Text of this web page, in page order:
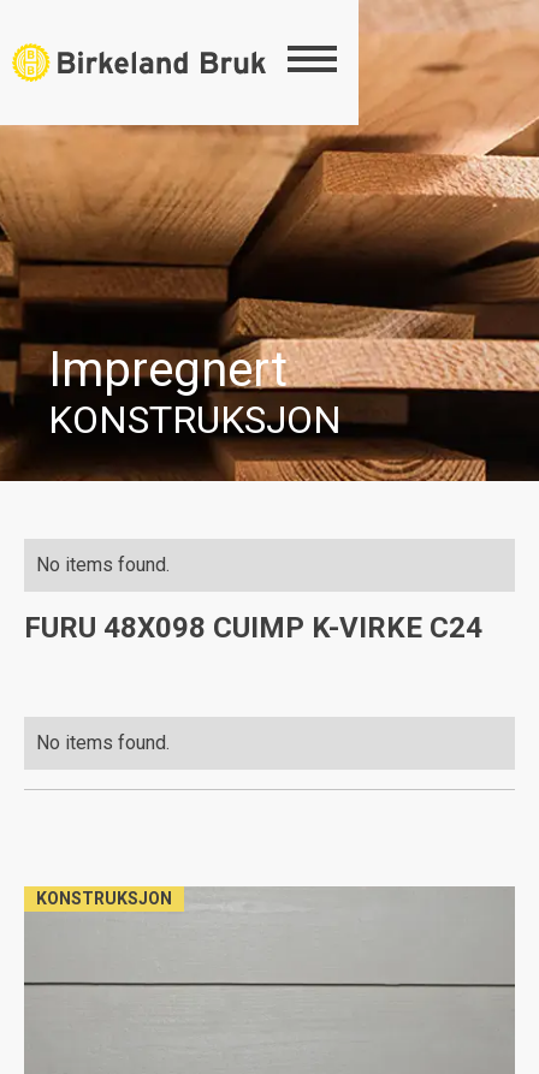
Impregnert
KONSTRUKSJON
No items found.
FURU 48X098 CUIMP K-VIRKE C24
No items found.
KONSTRUKSJON